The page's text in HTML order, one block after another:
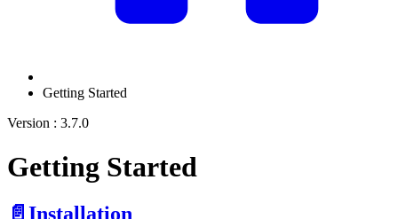
Getting Started
Version : 3.7.0
Getting Started
📄️ Installation